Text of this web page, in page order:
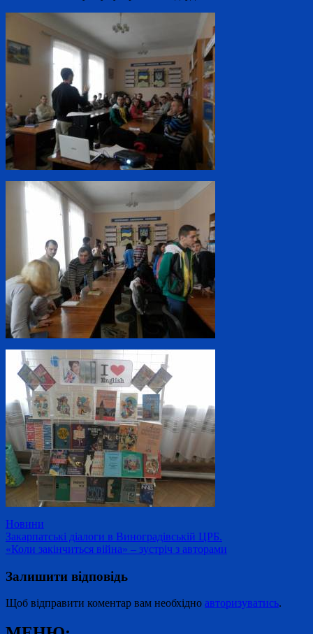
Новини
Навігація
записів
Закарпатські діалоги в Виноградівській ЦРБ.
«Коли закінчиться війна» – зустріч з авторами
Залишити відповідь
Щоб відправити коментар вам необхідно авторизуватись.